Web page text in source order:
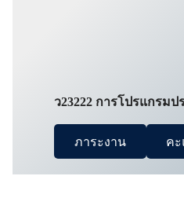
ว23222 การโปรแกรมป
ภาระงาน คะ